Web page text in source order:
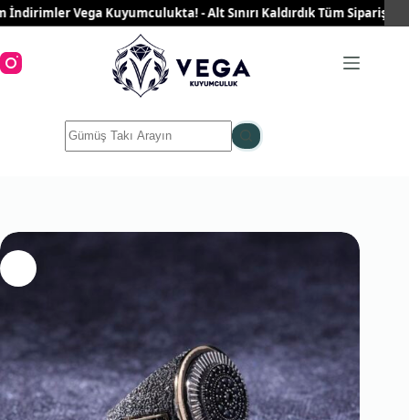
Skip
to
Vega Kuyumculukta! - Alt Sınırı Kaldırdık Tüm
No
results